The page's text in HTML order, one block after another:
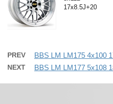
17x8.5J+20
PREV BBS LM LM175 4x100
NEXT BBS LM LM177 5x108